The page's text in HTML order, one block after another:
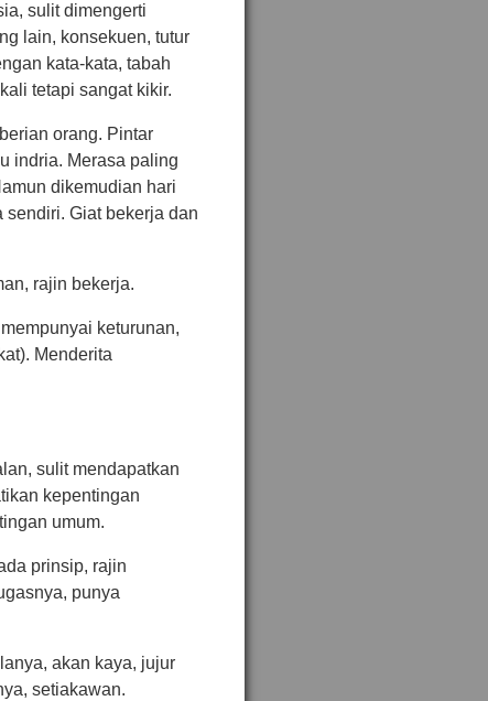
sulit dimengerti
lain, konsekuen, tutur
kata-kata, tabah
tetapi sangat kikir.
orang. Pintar
indria. Merasa paling
dikemudian hari
Giat bekerja dan
rajin bekerja.
keturunan,
Menderita
sulit mendapatkan
kepentingan
umum.
prinsip, rajin
punya
akan kaya, jujur
setiakawan.